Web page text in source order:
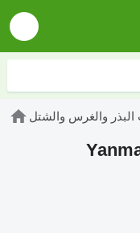
البذر والغرس والشتل